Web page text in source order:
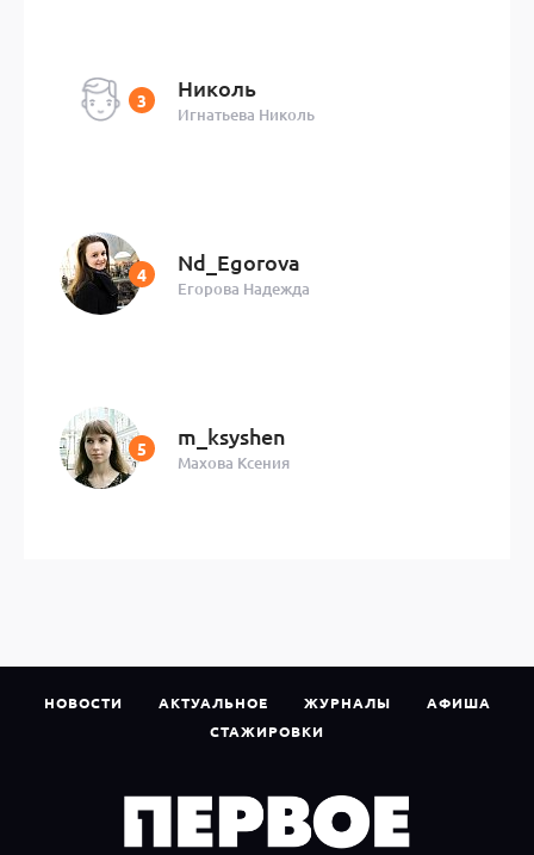
Николь
Игнатьева Николь
Nd_Egorova
Егорова Надежда
m_ksyshen
Махова Ксения
НОВОСТИ АКТУАЛЬНОЕ ЖУРНАЛЫ
АФИША
СТАЖИРОВКИ